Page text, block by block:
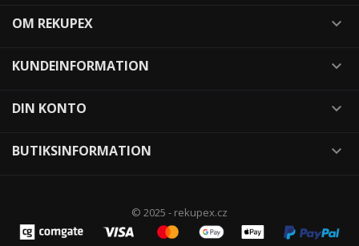
OM REKUPEX 
KUNDEINFORMATION 
DIN KONTO 
BUTIKSINFORMATION 
© 2025 - rekupex.cz